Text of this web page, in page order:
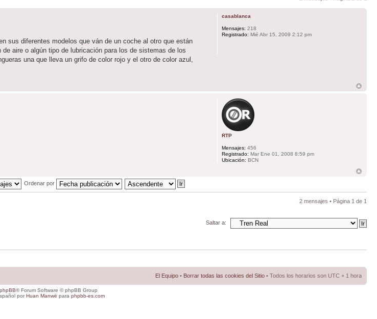
sus diferentes modelos que ván de un coche al otro que están
aire o algún tipo de lubricación para los de sistemas de los
una que lleva un grifo de color rojo y el otro de color azul,
casablanca
Mensajes: 218
Registrado: Mié Abr 15, 2009 2:12 pm
RTP
Mensajes: 456
Registrado: Mar Ene 01, 2008 8:59 pm
Ubicación: BCN
Ordenar por
2 mensajes • Página 1 de 1
Saltar a:
El Equipo • Borrar todas las cookies del Sitio • Todos los horarios son UTC + 1 hora
phpBB® Forum Software © phpBB Group
porHuan Manwë para phpbb-es.com